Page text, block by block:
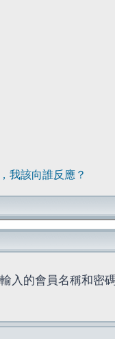
我該向誰反應？
入的會員名稱和密